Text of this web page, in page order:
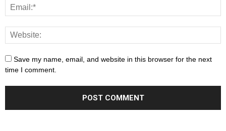
Save my name, email, and website in this browser for the next
time I comment.